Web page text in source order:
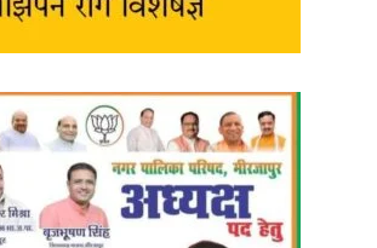
Hindi
News